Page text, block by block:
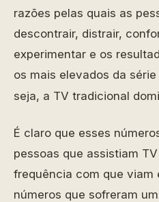
razões pelas quais as
descontrair, distrair,
experimentar e os
os mais elevados da
seja, a TV tradicional
É claro que esses
pessoas que assistiam
frequência com que viam
números que sofreram